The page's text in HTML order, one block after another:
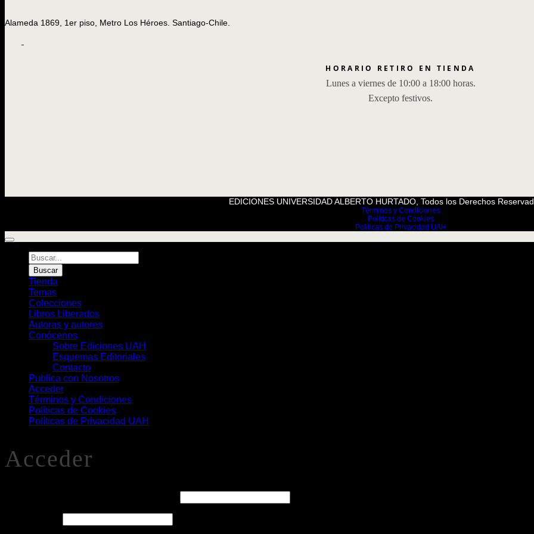
Alameda 1869, 1er piso, Metro Los Héroes. Santiago-Chile.
HORARIO RETIRO EN TIENDA
Lunes a viernes de 10:00 a 18:00 horas.
Excepto festivos.
EDICIONES UNIVERSIDAD ALBERTO HURTADO, Todos los Derechos
Términos y Condiciones
Políticas de Cookies
Políticas de Privacidad UAH
Búsqueda
de
Libros
Buscar
Tienda
Temas
Colecciones
Libros Liberados
Autoras y autores
Conócenos
Sobre Ediciones UAH
Esquemas Editoriales
Contacto
Publica con Nosotros
Acceder
Términos y Condiciones
Políticas de Cookies
Políticas de Privacidad UAH
Acceder